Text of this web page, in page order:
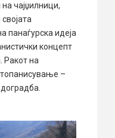
чајџилници,
панаѓурска идеја
концепт
Ракот на
–